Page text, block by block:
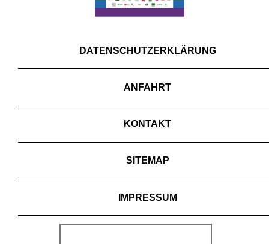
DATENSCHUTZERKLÄRUNG
ANFAHRT
KONTAKT
SITEMAP
IMPRESSUM